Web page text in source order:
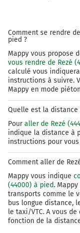
Comment se rendre
pied ?
Mappy vous propose
vous rendre de Rezé
calculé vous
instructions à suivre.
Mappy en mode
Quelle est la distance
Pouraller de Rezé
indique la distance à
instructions pour
Comment aller de
Mappy vous indique
(44000) à pied.
transports comme le
bus longue distance,
le taxi/VTC. A vous
fonction de la